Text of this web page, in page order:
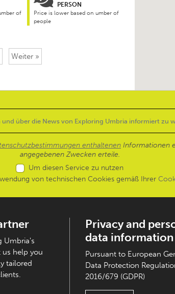
of
PERSON
Price is lower based on umber of
people
Weiter »
enthaltenen Informationen
angegebenen Zwecken erteile.
Um diesen Service zu nutzen
von technischen Cookies gemäß Ihrer
Umbria's
help you
tailored
Privacy and
data information
Pursuant to European
Data Protection
2016/679 (GDPR)